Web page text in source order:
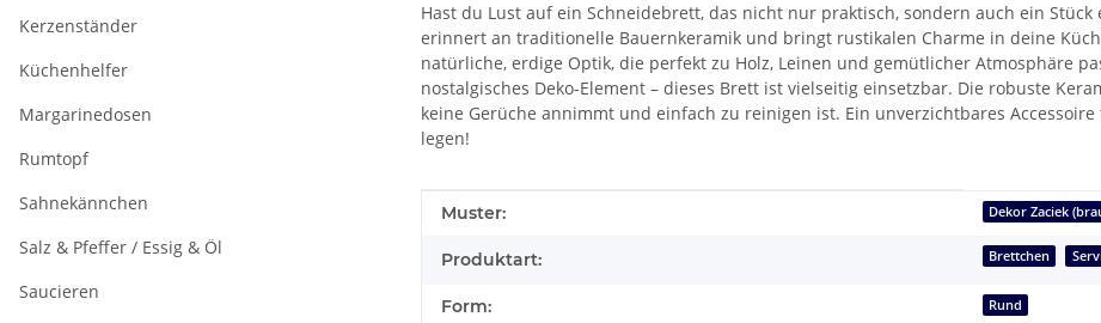
Hast du Lust auf ein Schneidebrett, das nicht nur praktisch, sondern auch ein
erinnert an traditionelle Bauernkeramik und bringt rustikalen Charme in deine
natürliche, erdige Optik, die perfekt zu Holz, Leinen und gemütlicher Atmosphäre
nostalgisches Deko-Element – dieses Brett ist vielseitig einsetzbar. Die robuste
keine Gerüche annimmt und einfach zu reinigen ist. Ein unverzichtbares
legen!
Produkteigenschaft
Wert
Muster: Dekor Zaciek
Produktart: Brettchen
Form: Rund
Kerzenständer
Küchenhelfer
Margarinedosen
Rumtopf
Sahnekännchen
Salz & Pfeffer / Essig & Öl
Saucieren